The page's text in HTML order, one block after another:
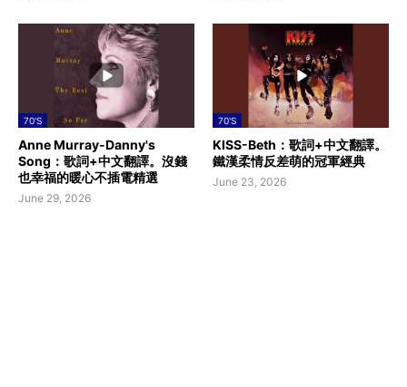
70'S
Anne Murray-Danny's
Song：歌詞+中文翻譯。沒錢
也幸福的暖心不插電精選
June 29, 2026
70'S
KISS-Beth：歌詞+中文翻譯。
鐵漢柔情反差萌的冠軍經典
June 23, 2026